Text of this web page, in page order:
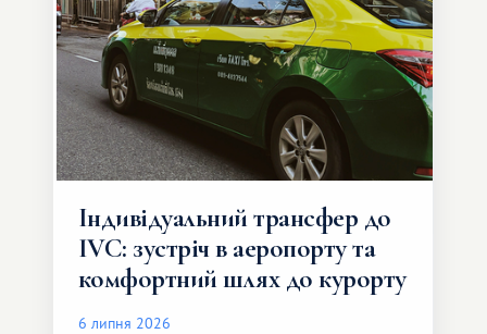
Індивідуальний трансфер до
IVC: зустріч в аеропорту та
комфортний шлях до курорту
6 липня 2026